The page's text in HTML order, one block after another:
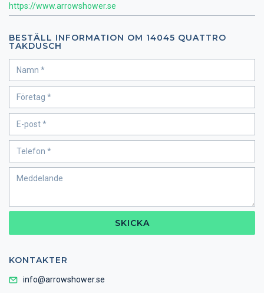
https://www.arrowshower.se
BESTÄLL INFORMATION OM 14045 QUATTRO
TAKDUSCH
SKICKA
KONTAKTER
info@arrowshower.se